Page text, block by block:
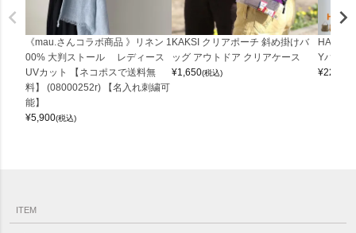
《mau.さんコラボ商品 》リネン 1
00% 大判ストール レディース
UVカット 【ネコポスで送料無
料】 (08000252r) 【名入れ刺繍可
能】
¥5,900(税込)
KAKSI クリアポーチ 斜め掛けバ
ッグ アウトドア クリアケース
¥1,650(税込)
Yバッグ
¥22,000
ITEM